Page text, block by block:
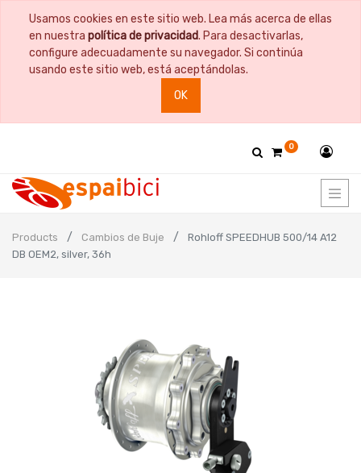
Usamos cookies en este sitio web. Lea más acerca de ellas
en nuestra política de privacidad. Para desactivarlas,
configure adecuadamente su navegador. Si continúa
usando este sitio web, está aceptándolas.
OK
0
Products Cambios de Buje
Rohloff SPEEDHUB 500/14 A12
DB OEM2, silver, 36h